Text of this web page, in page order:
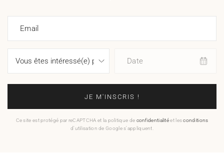
Email
Date
JE M'INSCRIS !
Ce site est protégé par reCAPTCHA et la politique de confidentialitéet lesconditions
d'utilisation de Google s'appliquent.